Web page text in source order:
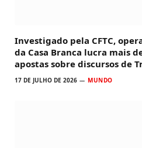
Investigado pela CFTC,
da Casa Branca lucra mais
apostas sobre discursos de
17 DE JULHO DE 2026 MUNDO